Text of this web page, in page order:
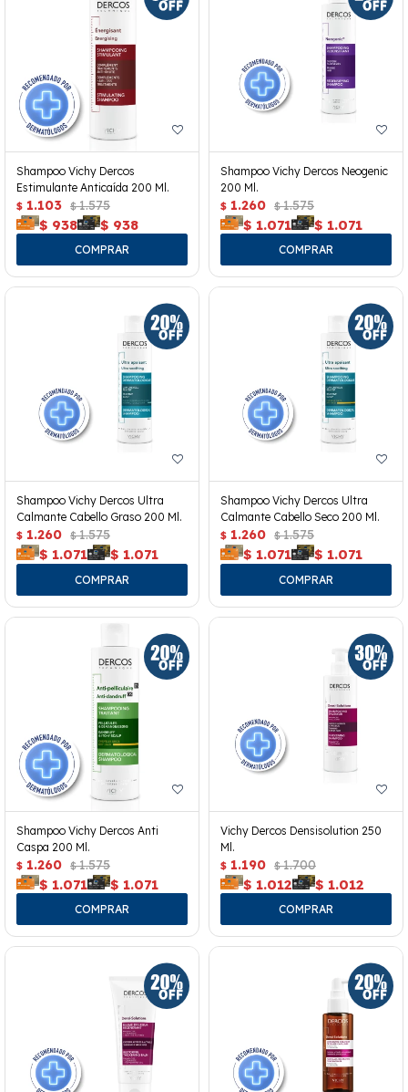
Shampoo Vichy Dercos
Estimulante Anticaída 200 Ml.
$ 1.103 $ 1.575
$ 938 $ 938
Shampoo Vichy Dercos Neogenic
200 Ml.
$ 1.260 $ 1.575
$ 1.071 $ 1.071
Shampoo Vichy Dercos Ultra
Calmante Cabello Graso 200 Ml.
$ 1.260 $ 1.575
$ 1.071 $ 1.071
Shampoo Vichy Dercos Ultra
Calmante Cabello Seco 200 Ml.
$ 1.260 $ 1.575
$ 1.071 $ 1.071
Shampoo Vichy Dercos Anti
Caspa 200 Ml.
$ 1.260 $ 1.575
$ 1.071 $ 1.071
Vichy Dercos Densisolution 250
Ml.
$ 1.190 $ 1.700
$ 1.012 $ 1.012